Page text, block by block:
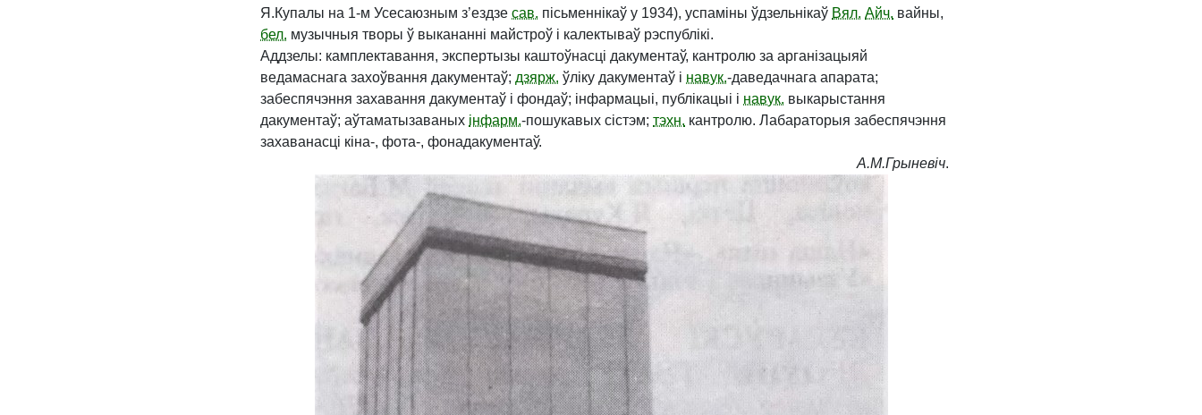
Я.​Купалы на 1-м Усесаюзным з’ездзе сав. пісьменнікаў у 1934), успаміны ўдзельнікаў Вял. Айч. вайны,
бел. музычныя творы ў выкананні майстроў і калектываў рэспублікі.
Аддзелы: камплектавання, экспертызы каштоўнасці дакументаў, кантролю за арганізацыяй
ведамаснага захоўвання дакументаў; дзярж. ўліку дакументаў і навук.-даведачнага апарата;
забеспячэння захавання дакументаў і фондаў; інфармацыі, публікацыі і навук. выкарыстання
дакументаў; аўтаматызаваных інфарм.-пошукавых сістэм; тэхн. кантролю. Лабараторыя забеспячэння
захаванасці кіна-, фота-, фонадакументаў.
А.​М.​Грыневіч.